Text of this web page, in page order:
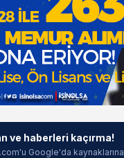
ve haberleri kaçırma!
Google'da kaynaklarına